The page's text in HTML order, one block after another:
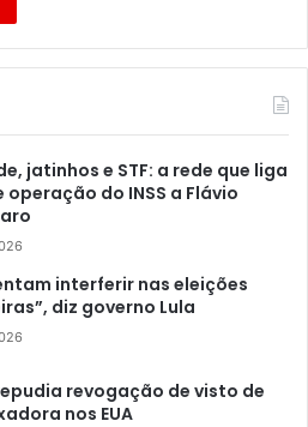
jatinhos e STF: a rede que liga
operação do INSS a Flávio
interferir nas eleições
diz governo Lula
revogação de visto de
nos EUA